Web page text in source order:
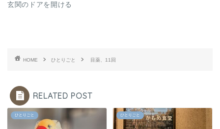
玄関のドアを開ける
HOME ひとりごと 目薬、11回
RELATED POST
ひとりごと ひとりごと